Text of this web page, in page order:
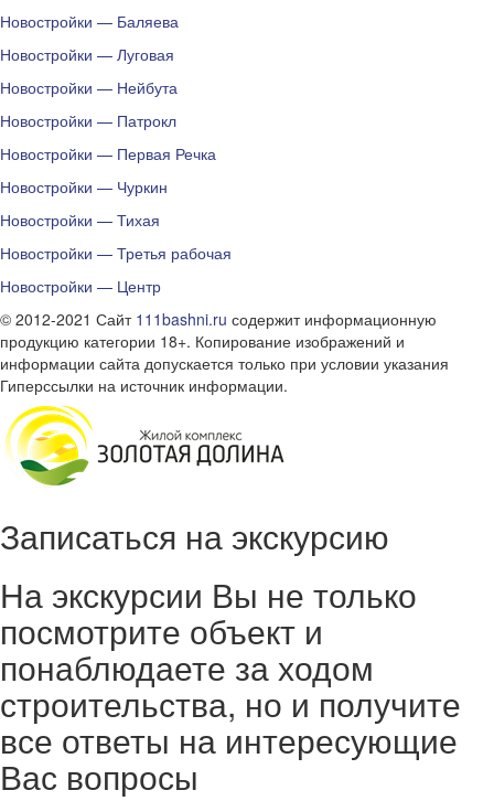
Новостройки — Баляева
Новостройки — Луговая
Новостройки — Нейбута
Новостройки — Патрокл
Новостройки — Первая Речка
Новостройки — Чуркин
Новостройки — Тихая
Новостройки — Третья рабочая
Новостройки — Центр
© 2012-2021 Сайт 111bashni.ru содержит информационную
продукцию категории 18+. Копирование изображений и
информации сайта допускается только при условии указания
Гиперссылки на источник информации.
Записаться на экскурсию
На экскурсии Вы не только
посмотрите объект и
понаблюдаете за ходом
строительства, но и получите
все ответы на интересующие
Вас вопросы